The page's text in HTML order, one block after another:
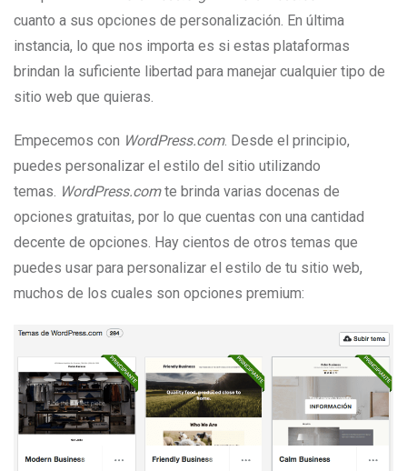
cuanto a sus opciones de personalización. En última
instancia, lo que nos importa es si estas plataformas
brindan la suficiente libertad para manejar cualquier tipo de
sitio web que quieras.
Empecemos con WordPress.com. Desde el principio,
puedes personalizar el estilo del sitio utilizando
temas. WordPress.comte brinda varias docenas de
opciones gratuitas, por lo que cuentas con una cantidad
decente de opciones. Hay cientos de otros temas que
puedes usar para personalizar el estilo de tu sitio web,
muchos de los cuales son opciones premium: